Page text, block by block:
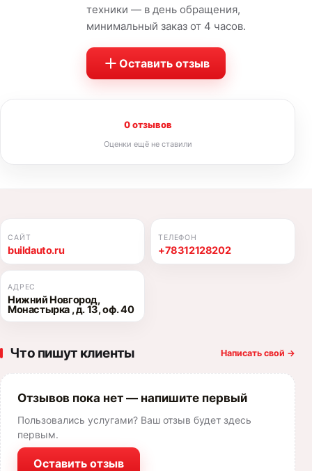
техники — в день обращения,
минимальный заказ от 4 часов.
Оставить отзыв
0 отзывов
Оценки ещё не ставили
САЙТ
buildauto.ru
ТЕЛЕФОН
+78312128202
АДРЕС
Нижний Новгород,
Монастырка , д. 13, оф. 40
Что пишут клиенты Написать свой →
Отзывов пока нет — напишите первый
Пользовались услугами? Ваш отзыв будет здесь
первым.
Оставить отзыв